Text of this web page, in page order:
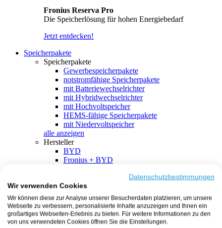
Fronius Reserva Pro
Die Speicherlösung für hohen Energiebedarf
Jetzt entdecken!
Speicherpakete
Speicherpakete
Gewerbespeicherpakete
notstromfähige Speicherpakete
mit Batteriewechselrichter
mit Hybridwechselrichter
mit Hochvoltspeicher
HEMS-fähige Speicherpakete
mit Niedervoltspeicher
alle anzeigen
Hersteller
BYD
Fronius + BYD
SMA + BYD
EcoFlow
EcoFlow + EcoFlow
FENECON
FENECON + FENECON
Datenschutzbestimmungen
Wir verwenden Cookies
Wir können diese zur Analyse unserer Besucherdaten platzieren, um unsere
Webseite zu verbessern, personalisierte Inhalte anzuzeigen und Ihnen ein
großartiges Webseiten-Erlebnis zu bieten. Für weitere Informationen zu den
von uns verwendeten Cookies öffnen Sie die Einstellungen.